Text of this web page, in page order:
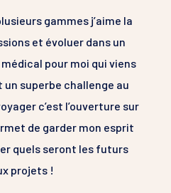
gammes j’aime la
et évoluer dans un
pour moi qui viens
un superbe challenge au
c’est l’ouverture sur
de garder mon esprit
quels seront les futurs
projets !